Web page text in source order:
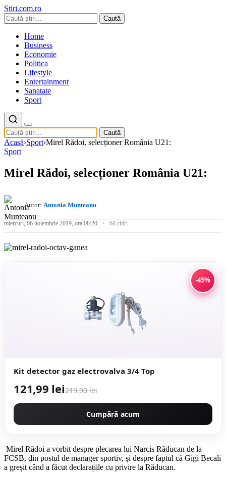
Stiri.com.ro
Caută
Home
Business
Economie
Politica
Lifestyle
Entertainment
Sanatate
Sport
Caută
Acasă›Sport›Mirel Rădoi, selecționer România U21:
Sport
Mirel Rădoi, selecționer România U21:
Autor: Antonia Munteanu
miercuri, 06 noiembrie 2019, ora 08:20 68 citiri
-45%
Kit detector gaz electrovalva 3/4 Top
121,99 lei219,90 lei
Cumpără acum
Mirel Rădoi a vorbit despre plecarea lui Narcis Răducan de la
FCSB, din postul de manager sportiv, și despre faptul că Gigi Becali
a greșit când a făcut declarațiile cu privire la Răducan.